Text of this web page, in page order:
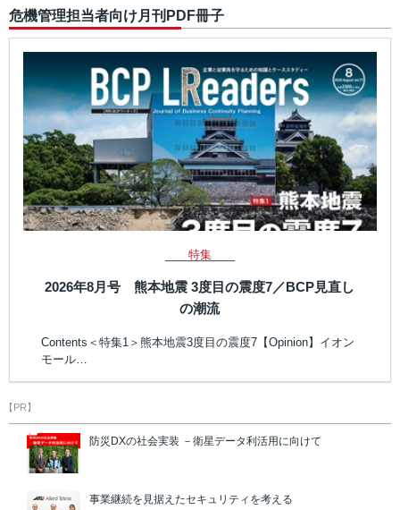
危機管理担当者向け月刊PDF冊子
特集
2026年8月号 熊本地震 3度目の震度7／BCP見直し
の潮流
Contents＜特集1＞熊本地震3度目の震度7【Opinion】イオン
モール…
【PR】
防災DXの社会実装 －衛星データ利活用に向けて
事業継続を見据えたセキュリティを考える